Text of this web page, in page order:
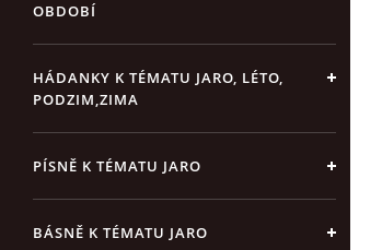
OBDOBÍ
HÁDANKY K TÉMATU JARO, LÉTO,
PODZIM,ZIMA
PÍSNĚ K TÉMATU JARO
BÁSNĚ K TÉMATU JARO